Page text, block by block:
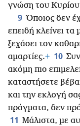
γνώση του
9 Όποιος δεν
επειδή κλείνει
ξεχάσει τον
αμαρτίες.+ 10
ακόμη πιο
καταστήσετε
και την εκλογή
πράγματα, δεν
11 Μάλιστα, με